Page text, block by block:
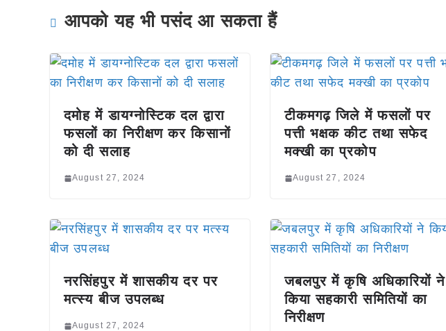
आपको यह भी पसंद आ सकता हैं
दमोह में डायग्नोस्टिक दल द्वारा
फसलों का निरीक्षण कर किसानों
को दी सलाह
August 27, 2024
टीकमगढ़ जिले में फसलों पर
पत्ती भक्षक कीट तथा सफेद
मक्खी का प्रकोप
August 27, 2024
नरसिंहपुर में शासकीय दर पर
मत्स्य बीज उपलब्ध
August 27, 2024
जबलपुर में कृषि अधिकारियों ने
किया सहकारी समितियों का
निरीक्षण